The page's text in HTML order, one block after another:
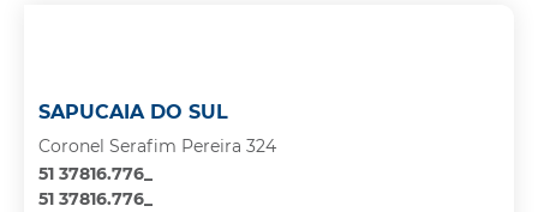
SAPUCAIA DO SUL
Coronel Serafim Pereira 324
51 37816.776_
51 37816.776_